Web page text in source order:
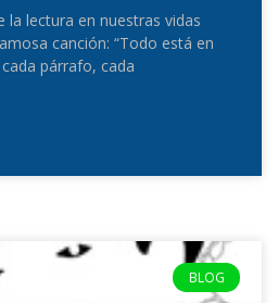
la lectura en nuestras vidas
canción: “Todo está en
párrafo, cada
BLOG